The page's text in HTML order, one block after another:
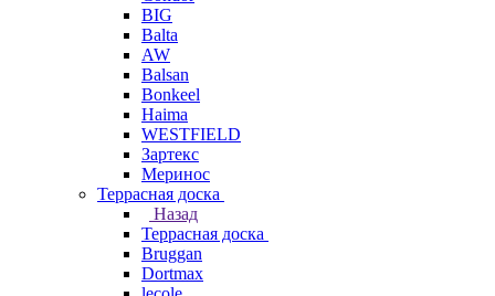
BIG
Balta
AW
Balsan
Bonkeel
Haima
WESTFIELD
Зартекс
Меринос
Террасная доска
Назад
Террасная доска
Bruggan
Dortmax